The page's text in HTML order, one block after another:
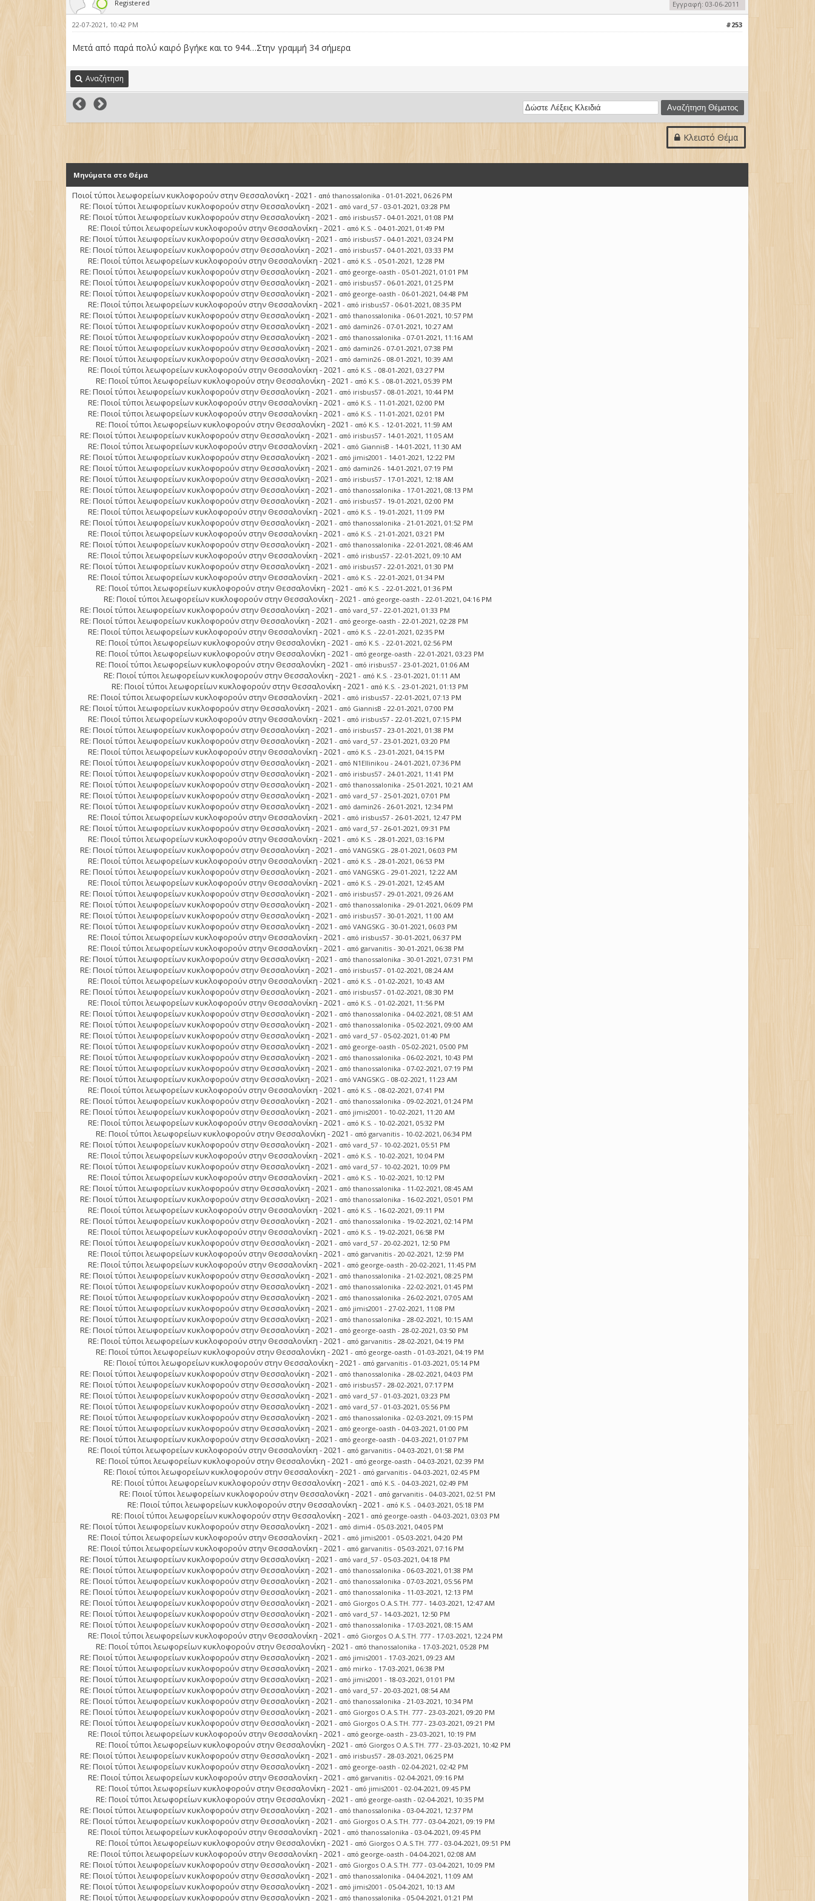
Registered
Εγγραφή: 03-06-2011
#253
22-07-2021, 10:42 PM
Μετά από παρά πολύ καιρό βγήκε και το 944…Στην γραμμή 34 σήμερα
Αναζήτηση
Κλειστό Θέμα
Μηνύματα στο Θέμα
Ποιοί τύποι λεωφορείων κυκλοφορούν στην Θεσσαλονίκη - 2021 - απόthanossalonika - 01-01-2021, 06:26 PM
RE: Ποιοί τύποι λεωφορείων κυκλοφορούν στην Θεσσαλονίκη - 2021 - απόvard_57 - 03-01-2021, 03:28 PM
RE: Ποιοί τύποι λεωφορείων κυκλοφορούν στην Θεσσαλονίκη - 2021 - από irisbus57 - 04-01-2021, 01:08 PM
RE: Ποιοί τύποι λεωφορείων κυκλοφορούν στην Θεσσαλονίκη - 2021 - από K.S. - 04-01-2021, 01:49 PM
RE: Ποιοί τύποι λεωφορείων κυκλοφορούν στην Θεσσαλονίκη - 2021 - από irisbus57 - 04-01-2021, 03:24 PM
RE: Ποιοί τύποι λεωφορείων κυκλοφορούν στην Θεσσαλονίκη - 2021 - από irisbus57 - 04-01-2021, 03:33 PM
RE: Ποιοί τύποι λεωφορείων κυκλοφορούν στην Θεσσαλονίκη - 2021 - από K.S. - 05-01-2021, 12:28 PM
RE: Ποιοί τύποι λεωφορείων κυκλοφορούν στην Θεσσαλονίκη - 2021 - απόgeorge-oasth - 05-01-2021, 01:01 PM
RE: Ποιοί τύποι λεωφορείων κυκλοφορούν στην Θεσσαλονίκη - 2021 - από irisbus57 - 06-01-2021, 01:25 PM
RE: Ποιοί τύποι λεωφορείων κυκλοφορούν στην Θεσσαλονίκη - 2021 - απόgeorge-oasth - 06-01-2021, 04:48 PM
RE: Ποιοί τύποι λεωφορείων κυκλοφορούν στην Θεσσαλονίκη - 2021 - από irisbus57 - 06-01-2021, 08:35 PM
RE: Ποιοί τύποι λεωφορείων κυκλοφορούν στην Θεσσαλονίκη - 2021 - απόthanossalonika - 06-01-2021, 10:57 PM
RE: Ποιοί τύποι λεωφορείων κυκλοφορούν στην Θεσσαλονίκη - 2021 - από damin26 - 07-01-2021, 10:27 AM
RE: Ποιοί τύποι λεωφορείων κυκλοφορούν στην Θεσσαλονίκη - 2021 - απόthanossalonika - 07-01-2021, 11:16 AM
RE: Ποιοί τύποι λεωφορείων κυκλοφορούν στην Θεσσαλονίκη - 2021 - από damin26 - 07-01-2021, 07:38 PM
RE: Ποιοί τύποι λεωφορείων κυκλοφορούν στην Θεσσαλονίκη - 2021 - από damin26 - 08-01-2021, 10:39 AM
RE: Ποιοί τύποι λεωφορείων κυκλοφορούν στην Θεσσαλονίκη - 2021 - από K.S. - 08-01-2021, 03:27 PM
RE: Ποιοί τύποι λεωφορείων κυκλοφορούν στην Θεσσαλονίκη - 2021 - από K.S. - 08-01-2021, 05:39 PM
RE: Ποιοί τύποι λεωφορείων κυκλοφορούν στην Θεσσαλονίκη - 2021 - από irisbus57 - 08-01-2021, 10:44 PM
RE: Ποιοί τύποι λεωφορείων κυκλοφορούν στην Θεσσαλονίκη - 2021 - από K.S. - 11-01-2021, 02:00 PM
RE: Ποιοί τύποι λεωφορείων κυκλοφορούν στην Θεσσαλονίκη - 2021 - από K.S. - 11-01-2021, 02:01 PM
RE: Ποιοί τύποι λεωφορείων κυκλοφορούν στην Θεσσαλονίκη - 2021 - από K.S. - 12-01-2021, 11:59 AM
RE: Ποιοί τύποι λεωφορείων κυκλοφορούν στην Θεσσαλονίκη - 2021 - από irisbus57 - 14-01-2021, 11:05 AM
RE: Ποιοί τύποι λεωφορείων κυκλοφορούν στην Θεσσαλονίκη - 2021 - από GiannisB - 14-01-2021, 11:30 AM
RE: Ποιοί τύποι λεωφορείων κυκλοφορούν στην Θεσσαλονίκη - 2021 - από jimis2001 - 14-01-2021, 12:22 PM
RE: Ποιοί τύποι λεωφορείων κυκλοφορούν στην Θεσσαλονίκη - 2021 - από damin26 - 14-01-2021, 07:19 PM
RE: Ποιοί τύποι λεωφορείων κυκλοφορούν στην Θεσσαλονίκη - 2021 - από irisbus57 - 17-01-2021, 12:18 AM
RE: Ποιοί τύποι λεωφορείων κυκλοφορούν στην Θεσσαλονίκη - 2021 - απόthanossalonika - 17-01-2021, 08:13 PM
RE: Ποιοί τύποι λεωφορείων κυκλοφορούν στην Θεσσαλονίκη - 2021 - από irisbus57 - 19-01-2021, 02:00 PM
RE: Ποιοί τύποι λεωφορείων κυκλοφορούν στην Θεσσαλονίκη - 2021 - από K.S. - 19-01-2021, 11:09 PM
RE: Ποιοί τύποι λεωφορείων κυκλοφορούν στην Θεσσαλονίκη - 2021 - απόthanossalonika - 21-01-2021, 01:52 PM
RE: Ποιοί τύποι λεωφορείων κυκλοφορούν στην Θεσσαλονίκη - 2021 - από K.S. - 21-01-2021, 03:21 PM
RE: Ποιοί τύποι λεωφορείων κυκλοφορούν στην Θεσσαλονίκη - 2021 - απόthanossalonika - 22-01-2021, 08:46 AM
RE: Ποιοί τύποι λεωφορείων κυκλοφορούν στην Θεσσαλονίκη - 2021 - από irisbus57 - 22-01-2021, 09:10 AM
RE: Ποιοί τύποι λεωφορείων κυκλοφορούν στην Θεσσαλονίκη - 2021 - από irisbus57 - 22-01-2021, 01:30 PM
RE: Ποιοί τύποι λεωφορείων κυκλοφορούν στην Θεσσαλονίκη - 2021 - από K.S. - 22-01-2021, 01:34 PM
RE: Ποιοί τύποι λεωφορείων κυκλοφορούν στην Θεσσαλονίκη - 2021 - από K.S. - 22-01-2021, 01:36 PM
RE: Ποιοί τύποι λεωφορείων κυκλοφορούν στην Θεσσαλονίκη - 2021 - απόgeorge-oasth - 22-01-2021, 04:16 PM
RE: Ποιοί τύποι λεωφορείων κυκλοφορούν στην Θεσσαλονίκη - 2021 - απόvard_57 - 22-01-2021, 01:33 PM
RE: Ποιοί τύποι λεωφορείων κυκλοφορούν στην Θεσσαλονίκη - 2021 - απόgeorge-oasth - 22-01-2021, 02:28 PM
RE: Ποιοί τύποι λεωφορείων κυκλοφορούν στην Θεσσαλονίκη - 2021 - από K.S. - 22-01-2021, 02:35 PM
RE: Ποιοί τύποι λεωφορείων κυκλοφορούν στην Θεσσαλονίκη - 2021 - από K.S. - 22-01-2021, 02:56 PM
RE: Ποιοί τύποι λεωφορείων κυκλοφορούν στην Θεσσαλονίκη - 2021 - απόgeorge-oasth - 22-01-2021, 03:23 PM
RE: Ποιοί τύποι λεωφορείων κυκλοφορούν στην Θεσσαλονίκη - 2021 - από irisbus57 - 23-01-2021, 01:06 AM
RE: Ποιοί τύποι λεωφορείων κυκλοφορούν στην Θεσσαλονίκη - 2021 - από K.S. - 23-01-2021, 01:11 AM
RE: Ποιοί τύποι λεωφορείων κυκλοφορούν στην Θεσσαλονίκη - 2021 - από K.S. - 23-01-2021, 01:13 PM
RE: Ποιοί τύποι λεωφορείων κυκλοφορούν στην Θεσσαλονίκη - 2021 - από irisbus57 - 22-01-2021, 07:13 PM
RE: Ποιοί τύποι λεωφορείων κυκλοφορούν στην Θεσσαλονίκη - 2021 - από GiannisB - 22-01-2021, 07:00 PM
RE: Ποιοί τύποι λεωφορείων κυκλοφορούν στην Θεσσαλονίκη - 2021 - από irisbus57 - 22-01-2021, 07:15 PM
RE: Ποιοί τύποι λεωφορείων κυκλοφορούν στην Θεσσαλονίκη - 2021 - από irisbus57 - 23-01-2021, 01:38 PM
RE: Ποιοί τύποι λεωφορείων κυκλοφορούν στην Θεσσαλονίκη - 2021 - απόvard_57 - 23-01-2021, 03:20 PM
RE: Ποιοί τύποι λεωφορείων κυκλοφορούν στην Θεσσαλονίκη - 2021 - από K.S. - 23-01-2021, 04:15 PM
RE: Ποιοί τύποι λεωφορείων κυκλοφορούν στην Θεσσαλονίκη - 2021 - από N1Ellinikou - 24-01-2021, 07:36 PM
RE: Ποιοί τύποι λεωφορείων κυκλοφορούν στην Θεσσαλονίκη - 2021 - από irisbus57 - 24-01-2021, 11:41 PM
RE: Ποιοί τύποι λεωφορείων κυκλοφορούν στην Θεσσαλονίκη - 2021 - απόthanossalonika - 25-01-2021, 10:21 AM
RE: Ποιοί τύποι λεωφορείων κυκλοφορούν στην Θεσσαλονίκη - 2021 - απόvard_57 - 25-01-2021, 07:01 PM
RE: Ποιοί τύποι λεωφορείων κυκλοφορούν στην Θεσσαλονίκη - 2021 - από damin26 - 26-01-2021, 12:34 PM
RE: Ποιοί τύποι λεωφορείων κυκλοφορούν στην Θεσσαλονίκη - 2021 - από irisbus57 - 26-01-2021, 12:47 PM
RE: Ποιοί τύποι λεωφορείων κυκλοφορούν στην Θεσσαλονίκη - 2021 - απόvard_57 - 26-01-2021, 09:31 PM
RE: Ποιοί τύποι λεωφορείων κυκλοφορούν στην Θεσσαλονίκη - 2021 - από K.S. - 28-01-2021, 03:16 PM
RE: Ποιοί τύποι λεωφορείων κυκλοφορούν στην Θεσσαλονίκη - 2021 - απόVANGSKG - 28-01-2021, 06:03 PM
RE: Ποιοί τύποι λεωφορείων κυκλοφορούν στην Θεσσαλονίκη - 2021 - από K.S. - 28-01-2021, 06:53 PM
RE: Ποιοί τύποι λεωφορείων κυκλοφορούν στην Θεσσαλονίκη - 2021 - απόVANGSKG - 29-01-2021, 12:22 AM
RE: Ποιοί τύποι λεωφορείων κυκλοφορούν στην Θεσσαλονίκη - 2021 - από K.S. - 29-01-2021, 12:45 AM
RE: Ποιοί τύποι λεωφορείων κυκλοφορούν στην Θεσσαλονίκη - 2021 - από irisbus57 - 29-01-2021, 09:26 AM
RE: Ποιοί τύποι λεωφορείων κυκλοφορούν στην Θεσσαλονίκη - 2021 - απόthanossalonika - 29-01-2021, 06:09 PM
RE: Ποιοί τύποι λεωφορείων κυκλοφορούν στην Θεσσαλονίκη - 2021 - από irisbus57 - 30-01-2021, 11:00 AM
RE: Ποιοί τύποι λεωφορείων κυκλοφορούν στην Θεσσαλονίκη - 2021 - απόVANGSKG - 30-01-2021, 06:03 PM
RE: Ποιοί τύποι λεωφορείων κυκλοφορούν στην Θεσσαλονίκη - 2021 - από irisbus57 - 30-01-2021, 06:37 PM
RE: Ποιοί τύποι λεωφορείων κυκλοφορούν στην Θεσσαλονίκη - 2021 - απόgarvanitis - 30-01-2021, 06:38 PM
RE: Ποιοί τύποι λεωφορείων κυκλοφορούν στην Θεσσαλονίκη - 2021 - απόthanossalonika - 30-01-2021, 07:31 PM
RE: Ποιοί τύποι λεωφορείων κυκλοφορούν στην Θεσσαλονίκη - 2021 - από irisbus57 - 01-02-2021, 08:24 AM
RE: Ποιοί τύποι λεωφορείων κυκλοφορούν στην Θεσσαλονίκη - 2021 - από K.S. - 01-02-2021, 10:43 AM
RE: Ποιοί τύποι λεωφορείων κυκλοφορούν στην Θεσσαλονίκη - 2021 - από irisbus57 - 01-02-2021, 08:30 PM
RE: Ποιοί τύποι λεωφορείων κυκλοφορούν στην Θεσσαλονίκη - 2021 - από K.S. - 01-02-2021, 11:56 PM
RE: Ποιοί τύποι λεωφορείων κυκλοφορούν στην Θεσσαλονίκη - 2021 - απόthanossalonika - 04-02-2021, 08:51 AM
RE: Ποιοί τύποι λεωφορείων κυκλοφορούν στην Θεσσαλονίκη - 2021 - απόthanossalonika - 05-02-2021, 09:00 AM
RE: Ποιοί τύποι λεωφορείων κυκλοφορούν στην Θεσσαλονίκη - 2021 - απόvard_57 - 05-02-2021, 01:40 PM
RE: Ποιοί τύποι λεωφορείων κυκλοφορούν στην Θεσσαλονίκη - 2021 - απόgeorge-oasth - 05-02-2021, 05:00 PM
RE: Ποιοί τύποι λεωφορείων κυκλοφορούν στην Θεσσαλονίκη - 2021 - απόthanossalonika - 06-02-2021, 10:43 PM
RE: Ποιοί τύποι λεωφορείων κυκλοφορούν στην Θεσσαλονίκη - 2021 - απόthanossalonika - 07-02-2021, 07:19 PM
RE: Ποιοί τύποι λεωφορείων κυκλοφορούν στην Θεσσαλονίκη - 2021 - απόVANGSKG - 08-02-2021, 11:23 AM
RE: Ποιοί τύποι λεωφορείων κυκλοφορούν στην Θεσσαλονίκη - 2021 - από K.S. - 08-02-2021, 07:41 PM
RE: Ποιοί τύποι λεωφορείων κυκλοφορούν στην Θεσσαλονίκη - 2021 - απόthanossalonika - 09-02-2021, 01:24 PM
RE: Ποιοί τύποι λεωφορείων κυκλοφορούν στην Θεσσαλονίκη - 2021 - από jimis2001 - 10-02-2021, 11:20 AM
RE: Ποιοί τύποι λεωφορείων κυκλοφορούν στην Θεσσαλονίκη - 2021 - από K.S. - 10-02-2021, 05:32 PM
RE: Ποιοί τύποι λεωφορείων κυκλοφορούν στην Θεσσαλονίκη - 2021 - απόgarvanitis - 10-02-2021, 06:34 PM
RE: Ποιοί τύποι λεωφορείων κυκλοφορούν στην Θεσσαλονίκη - 2021 - απόvard_57 - 10-02-2021, 05:51 PM
RE: Ποιοί τύποι λεωφορείων κυκλοφορούν στην Θεσσαλονίκη - 2021 - από K.S. - 10-02-2021, 10:04 PM
RE: Ποιοί τύποι λεωφορείων κυκλοφορούν στην Θεσσαλονίκη - 2021 - απόvard_57 - 10-02-2021, 10:09 PM
RE: Ποιοί τύποι λεωφορείων κυκλοφορούν στην Θεσσαλονίκη - 2021 - από K.S. - 10-02-2021, 10:12 PM
RE: Ποιοί τύποι λεωφορείων κυκλοφορούν στην Θεσσαλονίκη - 2021 - απόthanossalonika - 11-02-2021, 08:45 AM
RE: Ποιοί τύποι λεωφορείων κυκλοφορούν στην Θεσσαλονίκη - 2021 - απόthanossalonika - 16-02-2021, 05:01 PM
RE: Ποιοί τύποι λεωφορείων κυκλοφορούν στην Θεσσαλονίκη - 2021 - από K.S. - 16-02-2021, 09:11 PM
RE: Ποιοί τύποι λεωφορείων κυκλοφορούν στην Θεσσαλονίκη - 2021 - απόthanossalonika - 19-02-2021, 02:14 PM
RE: Ποιοί τύποι λεωφορείων κυκλοφορούν στην Θεσσαλονίκη - 2021 - από K.S. - 19-02-2021, 06:58 PM
RE: Ποιοί τύποι λεωφορείων κυκλοφορούν στην Θεσσαλονίκη - 2021 - απόvard_57 - 20-02-2021, 12:50 PM
RE: Ποιοί τύποι λεωφορείων κυκλοφορούν στην Θεσσαλονίκη - 2021 - απόgarvanitis - 20-02-2021, 12:59 PM
RE: Ποιοί τύποι λεωφορείων κυκλοφορούν στην Θεσσαλονίκη - 2021 - απόgeorge-oasth - 20-02-2021, 11:45 PM
RE: Ποιοί τύποι λεωφορείων κυκλοφορούν στην Θεσσαλονίκη - 2021 - απόthanossalonika - 21-02-2021, 08:25 PM
RE: Ποιοί τύποι λεωφορείων κυκλοφορούν στην Θεσσαλονίκη - 2021 - απόthanossalonika - 22-02-2021, 01:45 PM
RE: Ποιοί τύποι λεωφορείων κυκλοφορούν στην Θεσσαλονίκη - 2021 - απόthanossalonika - 26-02-2021, 07:05 AM
RE: Ποιοί τύποι λεωφορείων κυκλοφορούν στην Θεσσαλονίκη - 2021 - από jimis2001 - 27-02-2021, 11:08 PM
RE: Ποιοί τύποι λεωφορείων κυκλοφορούν στην Θεσσαλονίκη - 2021 - απόthanossalonika - 28-02-2021, 10:15 AM
RE: Ποιοί τύποι λεωφορείων κυκλοφορούν στην Θεσσαλονίκη - 2021 - απόgeorge-oasth - 28-02-2021, 03:50 PM
RE: Ποιοί τύποι λεωφορείων κυκλοφορούν στην Θεσσαλονίκη - 2021 - απόgarvanitis - 28-02-2021, 04:19 PM
RE: Ποιοί τύποι λεωφορείων κυκλοφορούν στην Θεσσαλονίκη - 2021 - απόgeorge-oasth - 01-03-2021, 04:19 PM
RE: Ποιοί τύποι λεωφορείων κυκλοφορούν στην Θεσσαλονίκη - 2021 - απόgarvanitis - 01-03-2021, 05:14 PM
RE: Ποιοί τύποι λεωφορείων κυκλοφορούν στην Θεσσαλονίκη - 2021 - απόthanossalonika - 28-02-2021, 04:03 PM
RE: Ποιοί τύποι λεωφορείων κυκλοφορούν στην Θεσσαλονίκη - 2021 - από irisbus57 - 28-02-2021, 07:17 PM
RE: Ποιοί τύποι λεωφορείων κυκλοφορούν στην Θεσσαλονίκη - 2021 - απόvard_57 - 01-03-2021, 03:23 PM
RE: Ποιοί τύποι λεωφορείων κυκλοφορούν στην Θεσσαλονίκη - 2021 - απόvard_57 - 01-03-2021, 05:56 PM
RE: Ποιοί τύποι λεωφορείων κυκλοφορούν στην Θεσσαλονίκη - 2021 - απόthanossalonika - 02-03-2021, 09:15 PM
RE: Ποιοί τύποι λεωφορείων κυκλοφορούν στην Θεσσαλονίκη - 2021 - απόgeorge-oasth - 04-03-2021, 01:00 PM
RE: Ποιοί τύποι λεωφορείων κυκλοφορούν στην Θεσσαλονίκη - 2021 - απόgeorge-oasth - 04-03-2021, 01:07 PM
RE: Ποιοί τύποι λεωφορείων κυκλοφορούν στην Θεσσαλονίκη - 2021 - απόgarvanitis - 04-03-2021, 01:58 PM
RE: Ποιοί τύποι λεωφορείων κυκλοφορούν στην Θεσσαλονίκη - 2021 - απόgeorge-oasth - 04-03-2021, 02:39 PM
RE: Ποιοί τύποι λεωφορείων κυκλοφορούν στην Θεσσαλονίκη - 2021 - απόgarvanitis - 04-03-2021, 02:45 PM
RE: Ποιοί τύποι λεωφορείων κυκλοφορούν στην Θεσσαλονίκη - 2021 - από K.S. - 04-03-2021, 02:49 PM
RE: Ποιοί τύποι λεωφορείων κυκλοφορούν στην Θεσσαλονίκη - 2021 - απόgarvanitis - 04-03-2021, 02:51 PM
RE: Ποιοί τύποι λεωφορείων κυκλοφορούν στην Θεσσαλονίκη - 2021 - από K.S. - 04-03-2021, 05:18 PM
RE: Ποιοί τύποι λεωφορείων κυκλοφορούν στην Θεσσαλονίκη - 2021 - απόgeorge-oasth - 04-03-2021, 03:03 PM
RE: Ποιοί τύποι λεωφορείων κυκλοφορούν στην Θεσσαλονίκη - 2021 - από dimi4 - 05-03-2021, 04:05 PM
RE: Ποιοί τύποι λεωφορείων κυκλοφορούν στην Θεσσαλονίκη - 2021 - από jimis2001 - 05-03-2021, 04:20 PM
RE: Ποιοί τύποι λεωφορείων κυκλοφορούν στην Θεσσαλονίκη - 2021 - απόgarvanitis - 05-03-2021, 07:16 PM
RE: Ποιοί τύποι λεωφορείων κυκλοφορούν στην Θεσσαλονίκη - 2021 - απόvard_57 - 05-03-2021, 04:18 PM
RE: Ποιοί τύποι λεωφορείων κυκλοφορούν στην Θεσσαλονίκη - 2021 - απόthanossalonika - 06-03-2021, 01:38 PM
RE: Ποιοί τύποι λεωφορείων κυκλοφορούν στην Θεσσαλονίκη - 2021 - απόthanossalonika - 07-03-2021, 05:56 PM
RE: Ποιοί τύποι λεωφορείων κυκλοφορούν στην Θεσσαλονίκη - 2021 - απόthanossalonika - 11-03-2021, 12:13 PM
RE: Ποιοί τύποι λεωφορείων κυκλοφορούν στην Θεσσαλονίκη - 2021 - από Giorgos O.A.S.TH. 777 - 14-03-2021, 12:47 AM
RE: Ποιοί τύποι λεωφορείων κυκλοφορούν στην Θεσσαλονίκη - 2021 - απόvard_57 - 14-03-2021, 12:50 PM
RE: Ποιοί τύποι λεωφορείων κυκλοφορούν στην Θεσσαλονίκη - 2021 - απόthanossalonika - 17-03-2021, 08:15 AM
RE: Ποιοί τύποι λεωφορείων κυκλοφορούν στην Θεσσαλονίκη - 2021 - από Giorgos O.A.S.TH. 777 - 17-03-2021, 12:24 PM
RE: Ποιοί τύποι λεωφορείων κυκλοφορούν στην Θεσσαλονίκη - 2021 - απόthanossalonika - 17-03-2021, 05:28 PM
RE: Ποιοί τύποι λεωφορείων κυκλοφορούν στην Θεσσαλονίκη - 2021 - από jimis2001 - 17-03-2021, 09:23 AM
RE: Ποιοί τύποι λεωφορείων κυκλοφορούν στην Θεσσαλονίκη - 2021 - από mirko - 17-03-2021, 06:38 PM
RE: Ποιοί τύποι λεωφορείων κυκλοφορούν στην Θεσσαλονίκη - 2021 - από jimis2001 - 18-03-2021, 01:01 PM
RE: Ποιοί τύποι λεωφορείων κυκλοφορούν στην Θεσσαλονίκη - 2021 - απόvard_57 - 20-03-2021, 08:54 AM
RE: Ποιοί τύποι λεωφορείων κυκλοφορούν στην Θεσσαλονίκη - 2021 - απόthanossalonika - 21-03-2021, 10:34 PM
RE: Ποιοί τύποι λεωφορείων κυκλοφορούν στην Θεσσαλονίκη - 2021 - από Giorgos O.A.S.TH. 777 - 23-03-2021, 09:20 PM
RE: Ποιοί τύποι λεωφορείων κυκλοφορούν στην Θεσσαλονίκη - 2021 - από Giorgos O.A.S.TH. 777 - 23-03-2021, 09:21 PM
RE: Ποιοί τύποι λεωφορείων κυκλοφορούν στην Θεσσαλονίκη - 2021 - απόgeorge-oasth - 23-03-2021, 10:19 PM
RE: Ποιοί τύποι λεωφορείων κυκλοφορούν στην Θεσσαλονίκη - 2021 - από Giorgos O.A.S.TH. 777 - 23-03-2021, 10:42 PM
RE: Ποιοί τύποι λεωφορείων κυκλοφορούν στην Θεσσαλονίκη - 2021 - από irisbus57 - 28-03-2021, 06:25 PM
RE: Ποιοί τύποι λεωφορείων κυκλοφορούν στην Θεσσαλονίκη - 2021 - απόgeorge-oasth - 02-04-2021, 02:42 PM
RE: Ποιοί τύποι λεωφορείων κυκλοφορούν στην Θεσσαλονίκη - 2021 - απόgarvanitis - 02-04-2021, 09:16 PM
RE: Ποιοί τύποι λεωφορείων κυκλοφορούν στην Θεσσαλονίκη - 2021 - από jimis2001 - 02-04-2021, 09:45 PM
RE: Ποιοί τύποι λεωφορείων κυκλοφορούν στην Θεσσαλονίκη - 2021 - απόgeorge-oasth - 02-04-2021, 10:35 PM
RE: Ποιοί τύποι λεωφορείων κυκλοφορούν στην Θεσσαλονίκη - 2021 - απόthanossalonika - 03-04-2021, 12:37 PM
RE: Ποιοί τύποι λεωφορείων κυκλοφορούν στην Θεσσαλονίκη - 2021 - από Giorgos O.A.S.TH. 777 - 03-04-2021, 09:19 PM
RE: Ποιοί τύποι λεωφορείων κυκλοφορούν στην Θεσσαλονίκη - 2021 - απόthanossalonika - 03-04-2021, 09:45 PM
RE: Ποιοί τύποι λεωφορείων κυκλοφορούν στην Θεσσαλονίκη - 2021 - από Giorgos O.A.S.TH. 777 - 03-04-2021, 09:51 PM
RE: Ποιοί τύποι λεωφορείων κυκλοφορούν στην Θεσσαλονίκη - 2021 - απόgeorge-oasth - 04-04-2021, 02:08 AM
RE: Ποιοί τύποι λεωφορείων κυκλοφορούν στην Θεσσαλονίκη - 2021 - από Giorgos O.A.S.TH. 777 - 03-04-2021, 10:09 PM
RE: Ποιοί τύποι λεωφορείων κυκλοφορούν στην Θεσσαλονίκη - 2021 - απόthanossalonika - 04-04-2021, 11:09 AM
RE: Ποιοί τύποι λεωφορείων κυκλοφορούν στην Θεσσαλονίκη - 2021 - από jimis2001 - 05-04-2021, 10:13 AM
RE: Ποιοί τύποι λεωφορείων κυκλοφορούν στην Θεσσαλονίκη - 2021 - απόthanossalonika - 05-04-2021, 01:21 PM